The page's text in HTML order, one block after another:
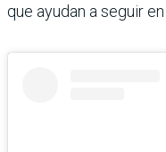
que ayudan a seguir en